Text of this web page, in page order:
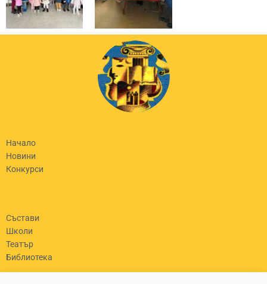
Начало
Новини
Конкурси
Състави
Школи
Театър
Библиотека